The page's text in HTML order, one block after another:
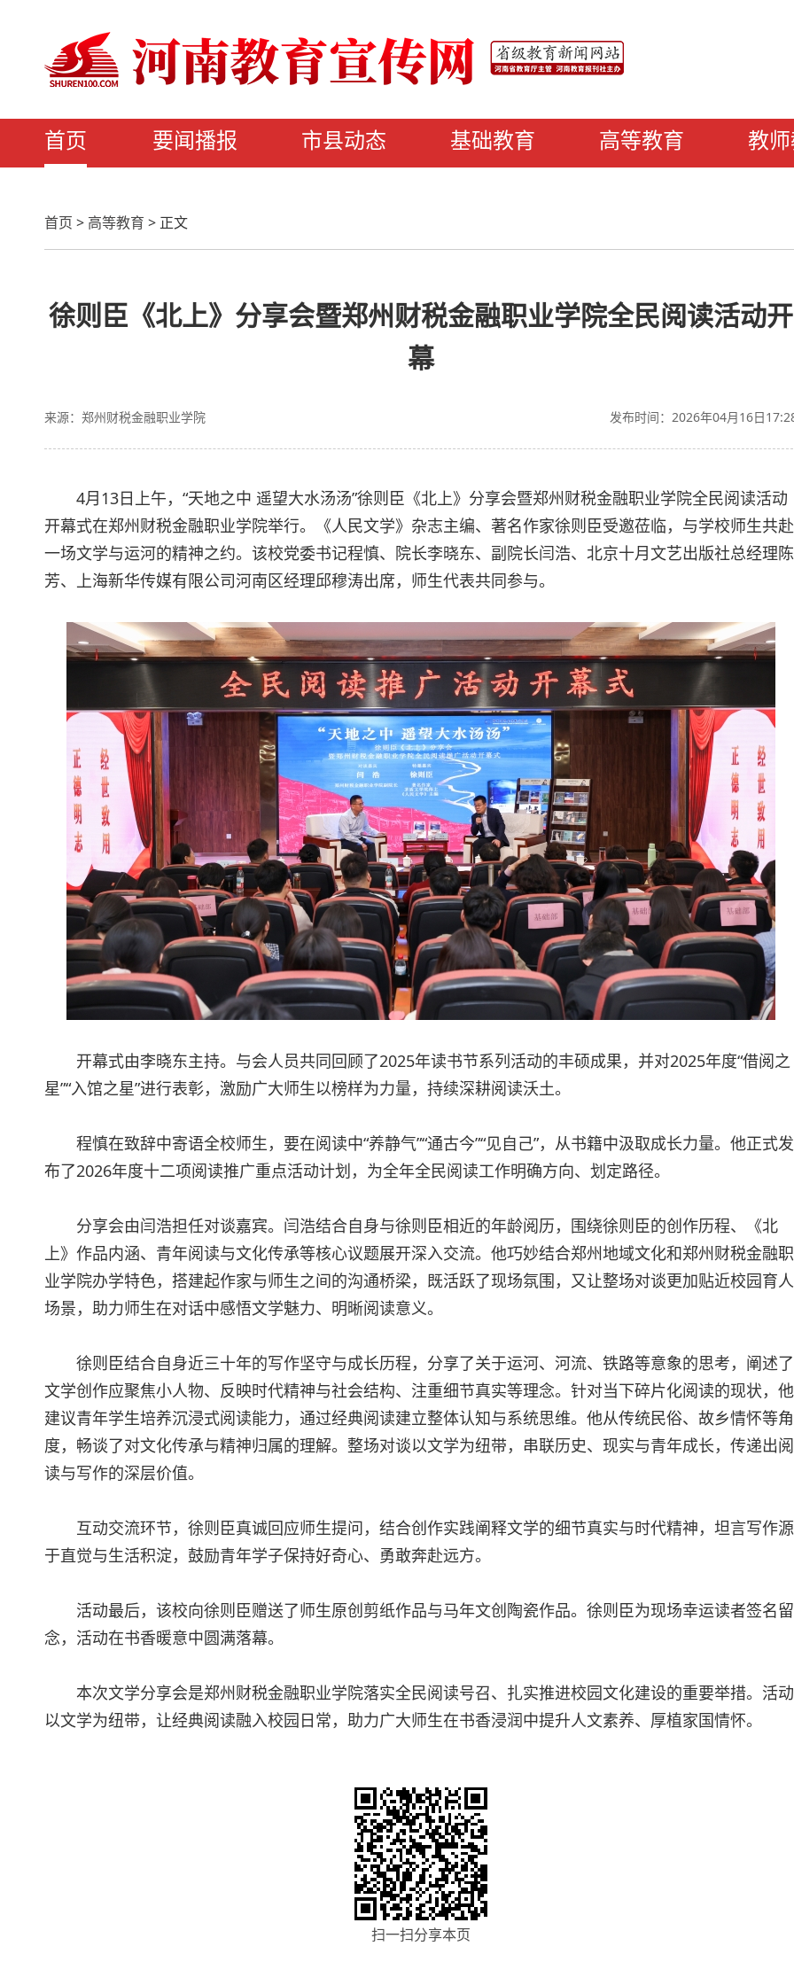
首页 要闻播报 市县动态 基础教育 高等教育 教
首页 > 高等教育 > 正文
徐则臣《北上》分享会暨郑州财税金融职业学院全民阅读活动开
幕
发布时间：2026年04月16日
来源：郑州财税金融职业学院
4月13日上午，“天地之中 遥望大水汤汤”徐则臣《北上》分享会暨郑州财税金融职业学院全民阅读活动
开幕式在郑州财税金融职业学院举行。《人民文学》杂志主编、著名作家徐则臣受邀莅临，与学校师生共赴
一场文学与运河的精神之约。该校党委书记程慎、院长李晓东、副院长闫浩、北京十月文艺出版社总经理陈
芳、上海新华传媒有限公司河南区经理邱穆涛出席，师生代表共同参与。
开幕式由李晓东主持。与会人员共同回顾了2025年读书节系列活动的丰硕成果，并对2025年度“借阅之
星”“入馆之星”进行表彰，激励广大师生以榜样为力量，持续深耕阅读沃土。
程慎在致辞中寄语全校师生，要在阅读中“养静气”“通古今”“见自己”，从书籍中汲取成长力量。他正式发
布了2026年度十二项阅读推广重点活动计划，为全年全民阅读工作明确方向、划定路径。
分享会由闫浩担任对谈嘉宾。闫浩结合自身与徐则臣相近的年龄阅历，围绕徐则臣的创作历程、《北
上》作品内涵、青年阅读与文化传承等核心议题展开深入交流。他巧妙结合郑州地域文化和郑州财税金融职
业学院办学特色，搭建起作家与师生之间的沟通桥梁，既活跃了现场氛围，又让整场对谈更加贴近校园育人
场景，助力师生在对话中感悟文学魅力、明晰阅读意义。
徐则臣结合自身近三十年的写作坚守与成长历程，分享了关于运河、河流、铁路等意象的思考，阐述了
文学创作应聚焦小人物、反映时代精神与社会结构、注重细节真实等理念。针对当下碎片化阅读的现状，他
建议青年学生培养沉浸式阅读能力，通过经典阅读建立整体认知与系统思维。他从传统民俗、故乡情怀等角
度，畅谈了对文化传承与精神归属的理解。整场对谈以文学为纽带，串联历史、现实与青年成长，传递出阅
读与写作的深层价值。
互动交流环节，徐则臣真诚回应师生提问，结合创作实践阐释文学的细节真实与时代精神，坦言写作源
于直觉与生活积淀，鼓励青年学子保持好奇心、勇敢奔赴远方。
活动最后，该校向徐则臣赠送了师生原创剪纸作品与马年文创陶瓷作品。徐则臣为现场幸运读者签名留
念，活动在书香暖意中圆满落幕。
本次文学分享会是郑州财税金融职业学院落实全民阅读号召、扎实推进校园文化建设的重要举措。活动
以文学为纽带，让经典阅读融入校园日常，助力广大师生在书香浸润中提升人文素养、厚植家国情怀。
扫一扫分享本页